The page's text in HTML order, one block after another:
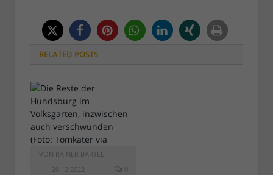
RELATED POSTS
VON RAINER BARTEL
20.12.2022
0